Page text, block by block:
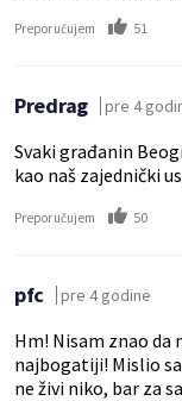
Preporučujem 51
Predrag pre 4
Svaki građanin
kao naš zajednički
Preporučujem 50
pfc pre 4 godine
Hm! Nisam znao da
najbogatiji! Mislio
ne živi niko, bar za